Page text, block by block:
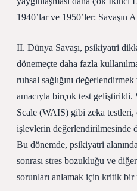
1940’lar ve 1950’ler: Savaşın
II. Dünya Savaşı, psikiyatri
dönemeçte daha fazla
ruhsal sağlığını
amacıyla birçok test
Scale (WAIS) gibi zeka
işlevlerin değerlendirilmesinde
Bu dönemde, psikiyatri
sonrası stres bozukluğu ve
sorunları anlamak için kritik bir